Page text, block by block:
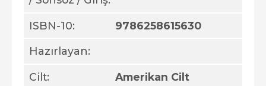
ISBN-10: 9786258615630
Hazırlayan:
Cilt: Amerikan Cilt